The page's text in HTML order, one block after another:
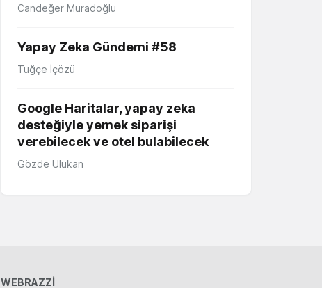
Candeğer Muradoğlu
Yapay Zeka Gündemi #58
Tuğçe İçözü
Google Haritalar, yapay zeka
desteğiyle yemek siparişi
verebilecek ve otel bulabilecek
Gözde Ulukan
WEBRAZZİ